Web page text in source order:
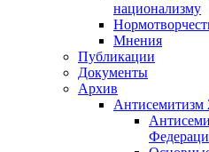
национализму
Мнения
Публикации
Документы
Архив
Антисемитизм